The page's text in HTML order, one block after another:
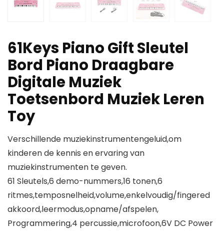
61Keys Piano Gift Sleutel
Bord Piano Draagbare
Digitale Muziek
Toetsenbord Muziek Leren
Toy
Verschillende muziekinstrumentengeluid,om
kinderen de kennis en ervaring van
muziekinstrumenten te geven.
61 Sleutels,6 demo-nummers,16 tonen,6
ritmes,temposnelheid,volume,enkelvoudig/fingered
akkoord,leermodus,opname/afspelen,
Programmering,4 percussie,microfoon,6V DC Power